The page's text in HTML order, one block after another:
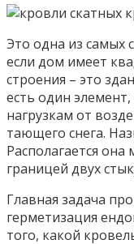
Это одна из самых
если дом имеет
строения – это
есть один
нагрузкам от
тающего снега.
Располагается
границей двух
Главная задача
герметизация
того, какой